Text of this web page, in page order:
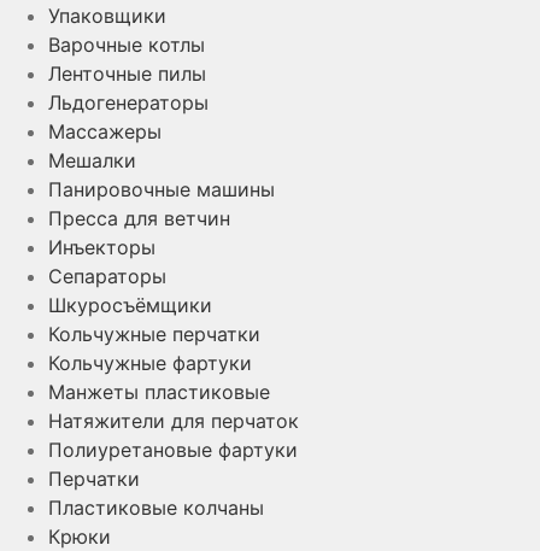
Упаковщики
Варочные котлы
Ленточные пилы
Льдогенераторы
Массажеры
Мешалки
Панировочные машины
Пресса для ветчин
Инъекторы
Сепараторы
Шкуросъёмщики
Кольчужные перчатки
Кольчужные фартуки
Манжеты пластиковые
Натяжители для перчаток
Полиуретановые фартуки
Перчатки
Пластиковые колчаны
Крюки